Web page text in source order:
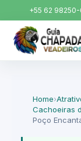
+55 62
Home›
Cachoeiras
Poço